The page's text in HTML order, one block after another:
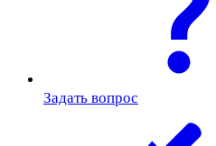
Задать вопрос